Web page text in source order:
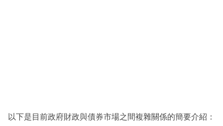
以下是目前政府財政與債券市場之間複雜關係的簡要介紹：